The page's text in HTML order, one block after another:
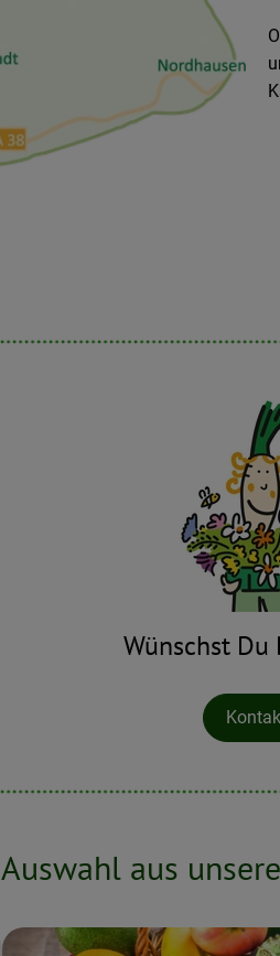
Wünschst Du
Auswahl aus